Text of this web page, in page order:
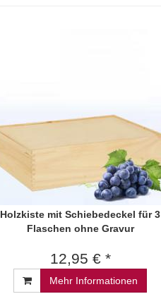
Holzkiste mit Schiebedeckel für 3
Flaschen ohne Gravur
12,95 € *
Mehr Informationen